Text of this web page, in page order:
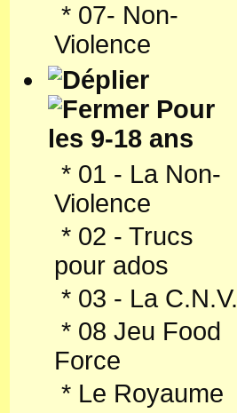
* 07- Non-
Violence
Pour
les 9-18 ans
* 01 - La Non-
Violence
* 02 - Trucs
pour ados
* 03 - La C.N.V.
* 08 Jeu Food
Force
* Le Royaume